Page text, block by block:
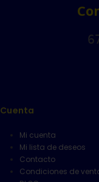
Cuenta
Mi cuenta
Mi lista de deseos
Contacto
Condiciones de